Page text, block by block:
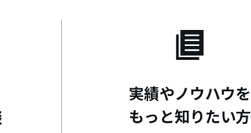
実績やノウハウを
もっと知りたい方